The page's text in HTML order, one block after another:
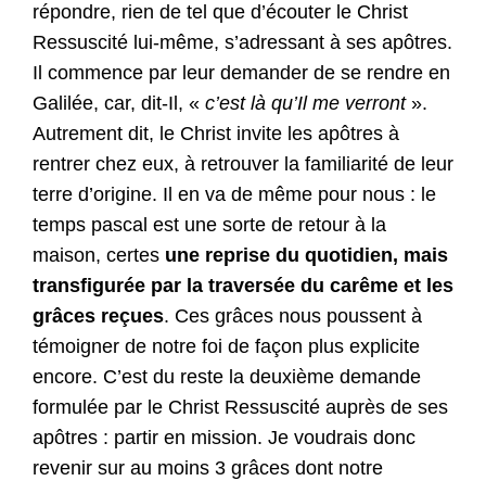
répondre, rien de tel que d’écouter le Christ
Ressuscité lui-même, s’adressant à ses apôtres.
Il commence par leur demander de se rendre en
Galilée, car, dit-Il, « c’est là qu’Il me verront».
Autrement dit, le Christ invite les apôtres à
rentrer chez eux, à retrouver la familiarité de leur
terre d’origine. Il en va de même pour nous : le
temps pascal est une sorte de retour à la
maison, certes une reprise du quotidien, mais
transfigurée par la traversée du carême et les
grâces reçues. Ces grâces nous poussent à
témoigner de notre foi de façon plus explicite
encore. C’est du reste la deuxième demande
formulée par le Christ Ressuscité auprès de ses
apôtres : partir en mission. Je voudrais donc
revenir sur au moins 3 grâces dont notre